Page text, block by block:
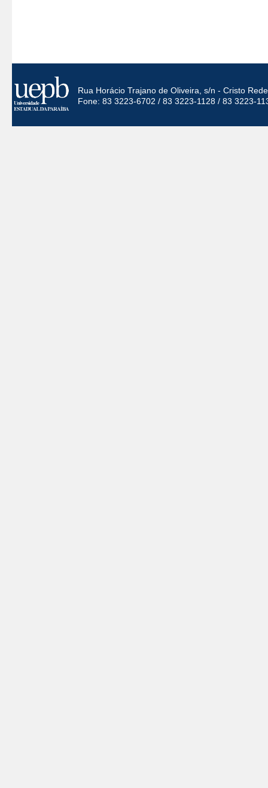
Rua Horácio Trajano de Oliveira, s/n - Cristo
Fone: 83 3223-6702 / 83 3223-1128 / 83 3223-